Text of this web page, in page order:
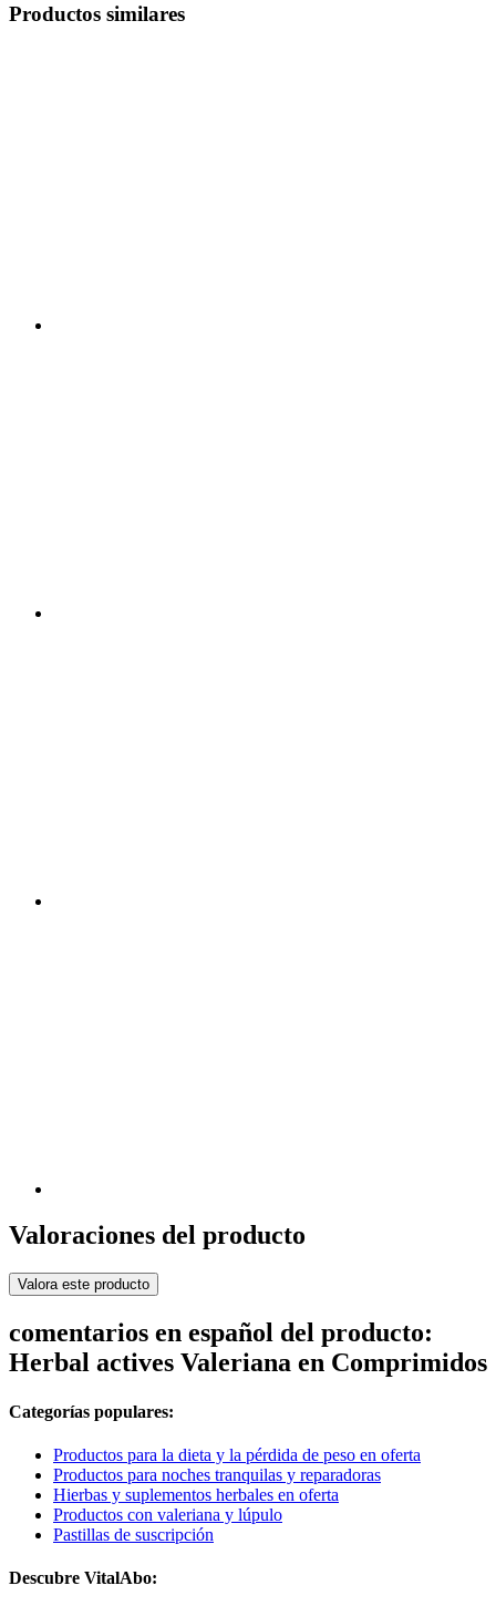
Productos similares
Valoraciones del producto
Valora este producto
comentarios en español del producto:
Herbal actives Valeriana en Comprimidos
Categorías populares:
Productos para la dieta y la pérdida de peso en oferta
Productos para noches tranquilas y reparadoras
Hierbas y suplementos herbales en oferta
Productos con valeriana y lúpulo
Pastillas de suscripción
Descubre VitalAbo: